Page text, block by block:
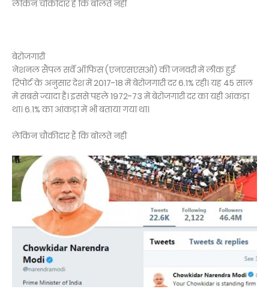
लेकिन चौकीदार हैं कि बोलते नही
बेरोजगारी
नेशनल सैंपल सर्वे ऑफिस (एनएसएसओ) की जनवरी में लीक हुई
रिपोर्ट के अनुसार देश में 2017-18 में बेरोजगारी दर 6.1% रही। यह 45 साल
में सबसे ज्यादा है। इससे पहले 1972-73 में बेरोजगारी दर का यही आंकड़ा
था। 6.1% का आंकड़ा में भी बताया गया था।
लेकिन चौकीदार हैं कि बोलते नही